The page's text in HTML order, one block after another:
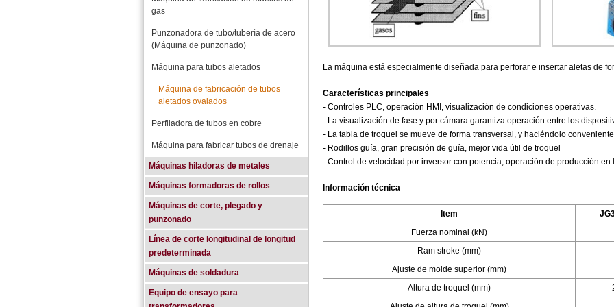
La máquina está especialmente diseñada para perforar e insertar aletas de
Características principales
- Controles PLC, operación HMI, visualización de condiciones operativas.
- La visualización de fase y por cámara garantiza operación entre los
- La tabla de troquel se mueve de forma transversal, y haciéndolo
- Rodillos guía, gran precisión de guía, mejor vida útil de troquel
- Control de velocidad por inversor con potencia, operación de producción en
Información técnica
Item
Fuerza nominal (kN)
Ram stroke (mm)
Ajuste de molde superior (mm)
Altura de troquel (mm)
gas
Punzonadora de tubo/tubería de acero
(Máquina de punzonado)
Máquina para tubos aletados
Máquina de fabricación de tubos
aletados ovalados
Perfiladora de tubos en cobre
Máquina para fabricar tubos de drenaje
Máquinas hiladoras de metales
Máquinas formadoras de rollos
Máquinas de corte, plegado y
punzonado
Línea de corte longitudinal de longitud
predeterminada
Máquinas de soldadura
Equipo de ensayo para